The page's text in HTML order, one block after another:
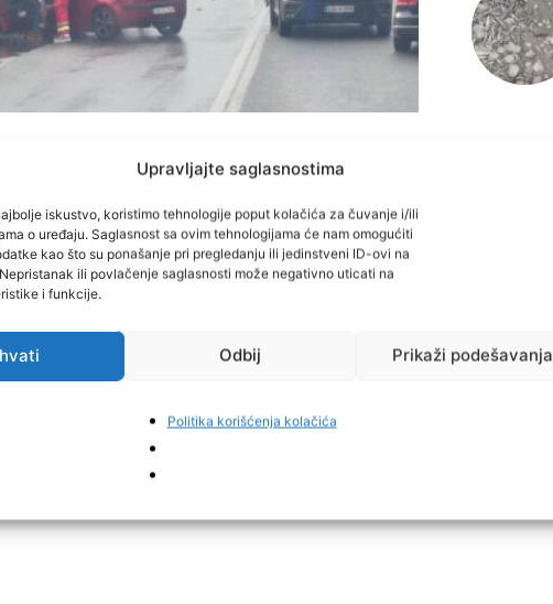
Upravljajte saglasnostima
iskustvo, koristimo tehnologije poput kolačića za čuvanje i/ili
o uređaju. Saglasnost sa ovim tehnologijama će nam omogućiti
kao što su ponašanje pri pregledanju ili jedinstveni ID-ovi na
ili povlačenje saglasnosti može negativno uticati na
i funkcije.
Odbij Prikaži podešavanja
Politika korišćenja kolačića
nezgode na magistralnoj cesti M-17, na
Pečuj, saobraćaj se trenutno odvija otežano.
vozilo, a zbog uviđaja i uklanjanja vozila sa
do potpune normalizacije saobraćaja.